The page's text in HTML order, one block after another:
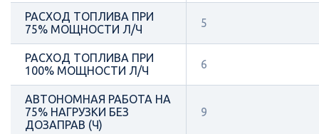
РАСХОД ТОПЛИВА ПРИ
75% МОЩНОСТИ Л/Ч
5
РАСХОД ТОПЛИВА ПРИ
100% МОЩНОСТИ Л/Ч
6
АВТОНОМНАЯ РАБОТА НА
75% НАГРУЗКИ БЕЗ
ДОЗАПРАВ (Ч)
9